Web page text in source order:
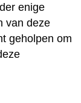
enige
van deze
geholpen om